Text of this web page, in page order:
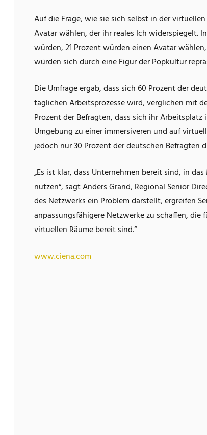
Auf die Frage, wie sie sich selbst in der
Avatar wählen, der ihr reales Ich widerspiegelt.
würden, 21 Prozent würden einen Avatar
würden sich durch eine Figur der Popkultur
Die Umfrage ergab, dass sich 60 Prozent der
täglichen Arbeitsprozesse wird, verglichen mit
Prozent der Befragten, dass sich ihr
Umgebung zu einer immersiveren und auf
jedoch nur 30 Prozent der deutschen Befragten
„Es ist klar, dass Unternehmen bereit sind, in
nutzen“, sagt Anders Grand, Regional Senior
des Netzwerks ein Problem darstellt, ergreifen
anpassungsfähigere Netzwerke zu schaffen,
virtuellen Räume bereit sind.“
www.ciena.com